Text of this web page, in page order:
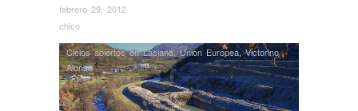
febrero 29, 2012
chico
Cielos abiertos en Laciana,Union Europea,Victorino
Alonso